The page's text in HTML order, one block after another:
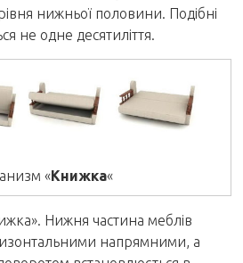
нижньої половини. Подібні
не одне десятиліття.
«Книжка«
Нижня частина меблів
напрямними, а